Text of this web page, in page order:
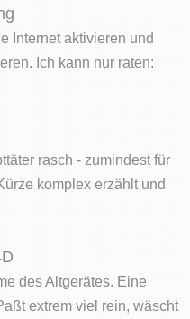
Internet aktivieren und
Ich kann nur raten:
rasch - zumindest für
komplex erzählt und
des Altgerätes. Eine
extrem viel rein, wäscht